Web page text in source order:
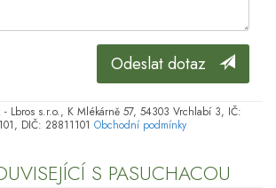
Odeslat dotaz
- Lbros s.r.o., K Mlékárně 57, 54303 Vrchlabí 3, IČ:
DIČ: 28811101 Obchodní podmínky
S PASUCHACOU